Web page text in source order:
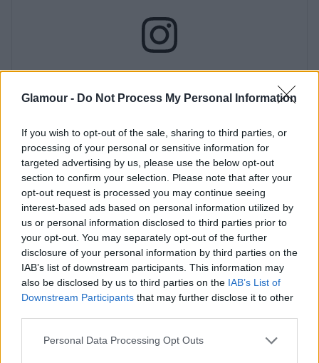
Glamour - Do Not Process My Personal Information
If you wish to opt-out of the sale, sharing to third parties, or
processing of your personal or sensitive information for
targeted advertising by us, please use the below opt-out
section to confirm your selection. Please note that after your
opt-out request is processed you may continue seeing
interest-based ads based on personal information utilized by
us or personal information disclosed to third parties prior to
your opt-out. You may separately opt-out of the further
disclosure of your personal information by third parties on the
IAB’s list of downstream participants. This information may
also be disclosed by us to third parties on the IAB’s List of
Downstream Participants that may further disclose it to other
Please note that this website/app uses one or more Google
Personal Data Processing Opt Outs